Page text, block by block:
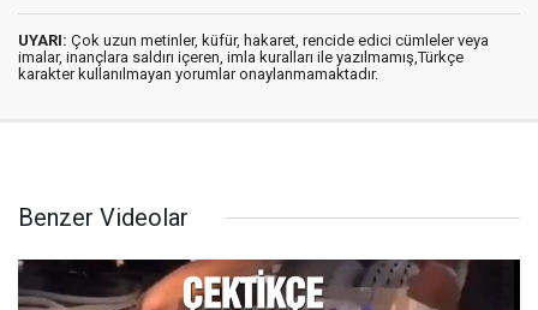
UYARI: Çok uzun metinler, küfür, hakaret, rencide edici cümleler veya
imalar, inançlara saldırı içeren, imla kuralları ile yazılmamış,Türkçe
karakter kullanılmayan yorumlar onaylanmamaktadır.
Benzer Videolar